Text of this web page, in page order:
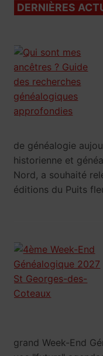
DERNIÈRES
de généalogie
historienne et
Nord, a souhaité
éditions du Puits
grand Week-End